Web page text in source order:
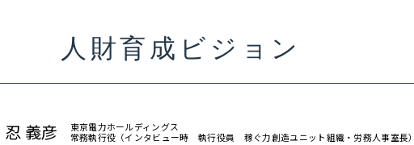
人財育成ビジョン
忍 義彦
東京電力ホールディングス
常務執行役 （インタビュー時 執行役員 稼ぐ力創造ユニット組織・労務人事室長）